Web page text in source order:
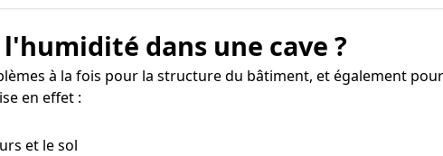
dans une cave ?
à la fois pour la structure du bâtiment, et également
en effet :
et le sol